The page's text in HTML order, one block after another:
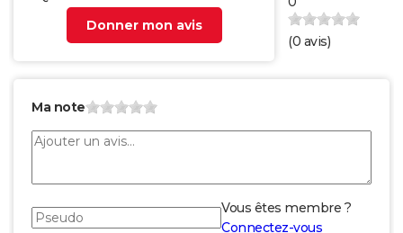
Donner mon avis
(0 avis)
Ma note
Vous êtes membre ?
Connectez-vous